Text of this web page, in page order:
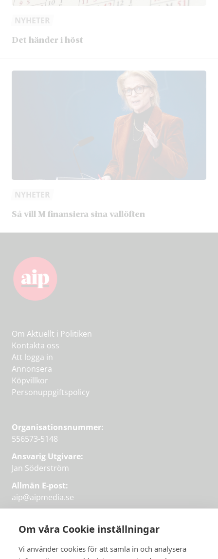
Om våra Cookie inställningar
Vi använder cookies för att samla in och analysera
NYHETER
Det händer i höst
NYHETER
Så vill M finansiera sina vallöften
Om Aktuellt i Politiken
Kontakta oss
Att logga in
Annonsera
Köpvillkor
Personuppgiftspolicy
Organisationsnummer:
556573-5148
Ansvarig Utgivare:
Jan Söderström
Allmän E-post:
aip@aipmedia.se
aip@flowyinfo.seeller 08-1210 60 40.
Instagram
LinkedIn
Twitter
Facebook